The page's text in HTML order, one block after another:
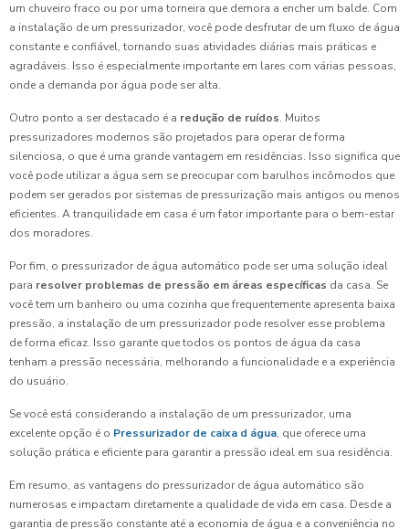
um chuveiro fraco ou por uma torneira que demora a encher um balde. Com
a instalação de um pressurizador, você pode desfrutar de um fluxo de água
constante e confiável, tornando suas atividades diárias mais práticas e
agradáveis. Isso é especialmente importante em lares com várias pessoas,
onde a demanda por água pode ser alta.
Outro ponto a ser destacado é a redução de ruídos. Muitos
pressurizadores modernos são projetados para operar de forma
silenciosa, o que é uma grande vantagem em residências. Isso significa que
você pode utilizar a água sem se preocupar com barulhos incômodos que
podem ser gerados por sistemas de pressurização mais antigos ou menos
eficientes. A tranquilidade em casa é um fator importante para o bem-estar
dos moradores.
Por fim, o pressurizador de água automático pode ser uma solução ideal
para resolver problemas de pressão em áreas específicas da casa. Se
você tem um banheiro ou uma cozinha que frequentemente apresenta baixa
pressão, a instalação de um pressurizador pode resolver esse problema
de forma eficaz. Isso garante que todos os pontos de água da casa
tenham a pressão necessária, melhorando a funcionalidade e a experiência
do usuário.
Se você está considerando a instalação de um pressurizador, uma
excelente opção é o Pressurizador de caixa d água, que oferece uma
solução prática e eficiente para garantir a pressão ideal em sua residência.
Em resumo, as vantagens do pressurizador de água automático são
numerosas e impactam diretamente a qualidade de vida em casa. Desde a
garantia de pressão constante até a economia de água e a conveniência no